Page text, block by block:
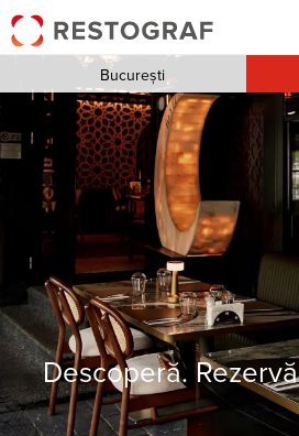
Descoperă.
București